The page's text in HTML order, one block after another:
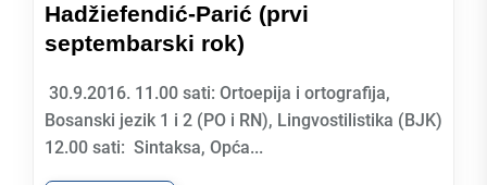
Hadžiefendić-Parić (prvi
septembarski rok)
30.9.2016. 11.00 sati: Ortoepija i ortografija,
Bosanski jezik 1 i 2 (PO i RN), Lingvostilistika (BJK)
12.00 sati: Sintaksa, Opća...